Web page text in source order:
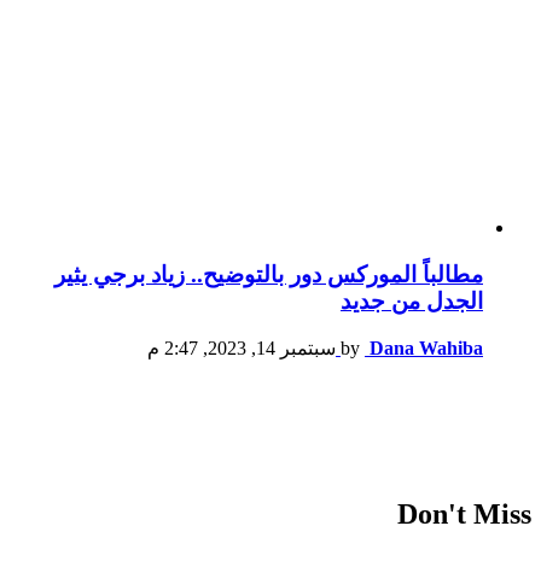
مطالباً الموركس دور بالتوضيح.. زياد برجي يثير
الجدل من جديد
by Dana Wahiba سبتمبر 14, 2023, 2:47 م
Don't Miss